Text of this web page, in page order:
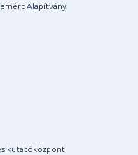
Alapítvány
kutatóközpont